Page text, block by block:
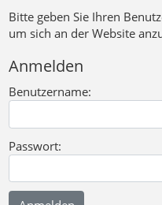
Bitte geben Sie Ihren
um sich an der Website
Anmelden
Benutzername:
Passwort: